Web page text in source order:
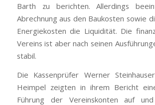
Barth zu berichten. Allerdings
Abrechnung aus den Baukosten sowie
Energiekosten die Liquidität. Die
Vereins ist aber nach seinen
stabil.
Die Kassenprüfer Werner
Heimpel zeigten in ihrem Bericht
Führung der Vereinskonten auf